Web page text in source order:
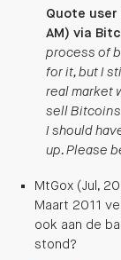
Quote user
AM) via
process of
for it, but I
real market
sell Bitcoins
I should
up. Please
MtGox (Jul,
Maart 2011
ook aan de
stond?